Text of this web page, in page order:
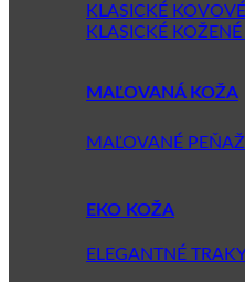
KLASICKÉ
KLASICKÉ
MAĽOVANÁ KOŽA
MAĽOVANÉ
EKO KOŽA
ELEGANTNÉ